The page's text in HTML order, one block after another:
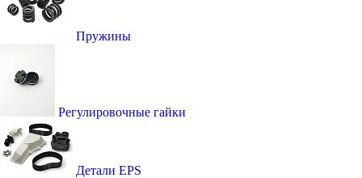
Пружины
Регулировочные гайки
Детали EPS